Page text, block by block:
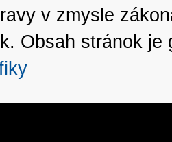
v zmysle
Obsah stránok